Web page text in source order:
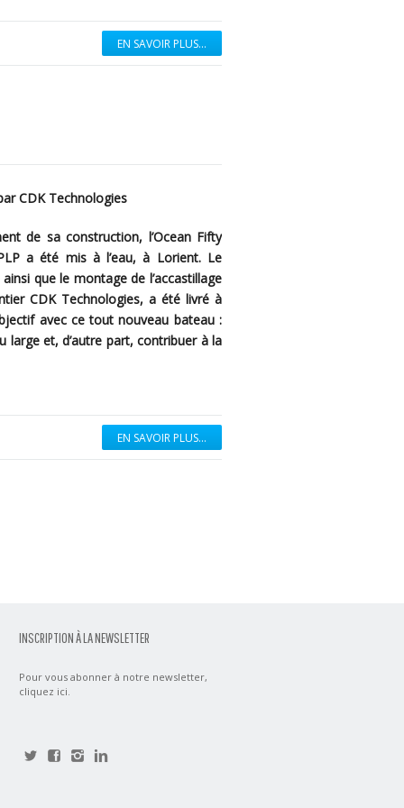
EN SAVOIR PLUS...
CDK Technologies
de sa construction, l’Ocean Fifty
a été mis à l’eau, à Lorient. Le
que le montage de l’accastillage
CDK Technologies, a été livré à
avec ce tout nouveau bateau :
large et, d’autre part, contribuer à la
EN SAVOIR PLUS...
INSCRIPTION À LA NEWSLETTER
Pour vous abonner à notre newsletter,
cliquez ici.